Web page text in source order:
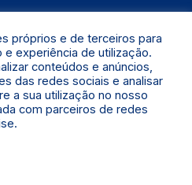
os Direitos Reservados.
próprios e de terceiros para
experiência de utilização.
conteúdos e anúncios,
das redes sociais e analisar
a sua utilização no nosso
com parceiros de redes